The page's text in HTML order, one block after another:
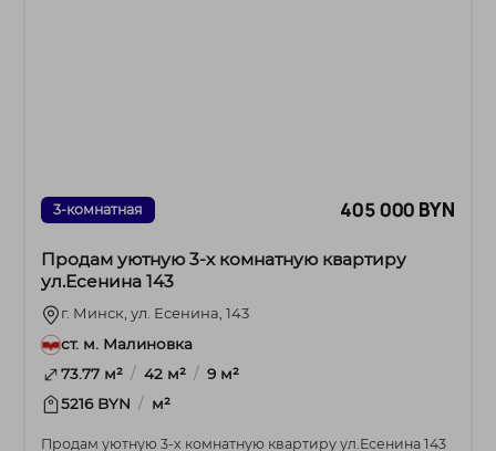
3-комнатная 405 000 BYN
Продам уютную 3-х комнатную квартиру
ул.Есенина 143
г. Минск, ул. Есенина, 143
ст. м. Малиновка
73.77 м² / 42 м² / 9 м²
5216 BYN / м²
Продам уютную 3-х комнатную квартиру ул.Есенина 143